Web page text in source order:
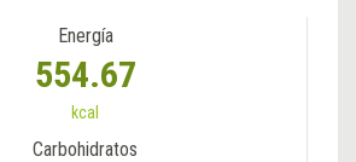
Energía
554.67
kcal
Carbohidratos